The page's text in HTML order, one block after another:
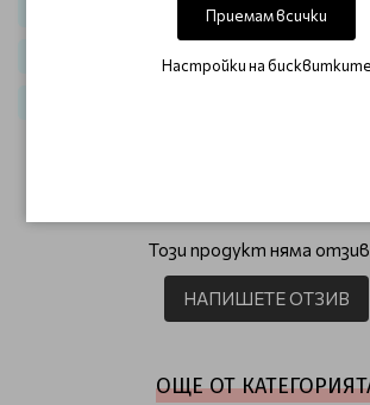
За фризьори
Еднократни консумативи и дезинфектанти
Този продукт няма
НАПИШЕТЕ ОТЗИВ
ОЩЕ ОТ
Приемам всички
Настройки на бисквитките